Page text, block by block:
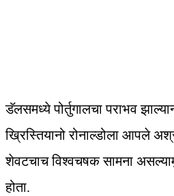
डॅलसमध्ये पोर्तुगालचा पराभव
ख्रिस्तियानो रोनाल्डोला आपले
शेवटचाच विश्वचषक सामना
होता.